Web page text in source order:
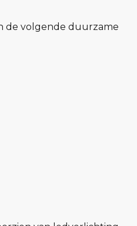
de volgende duurzame